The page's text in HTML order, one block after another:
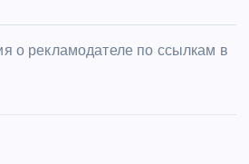
о рекламодателе по ссылкам в